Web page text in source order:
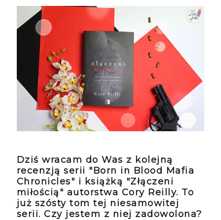
Dziś wracam do Was z kolejną
recenzją serii "Born in Blood Mafia
Chronicles" i książką "Złączeni
miłością" autorstwa Cory Reilly. To
już szósty tom tej niesamowitej
serii. Czy jestem z niej zadowolona?